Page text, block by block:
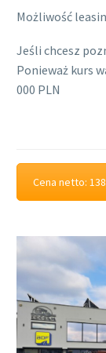
Możliwość
Jeśli chcesz
Ponieważ kurs
000 PLN
Cena netto: